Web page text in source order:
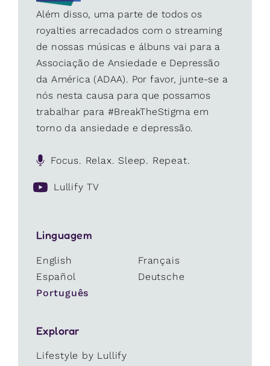
Além disso, uma parte de todos os
royalties arrecadados com o streaming
de nossas músicas e álbuns vai para a
Associação de Ansiedade e Depressão
da América (ADAA). Por favor, junte-se a
nós nesta causa para que possamos
trabalhar para #BreakTheStigma em
torno da ansiedade e depressão.
Focus. Relax. Sleep. Repeat.
Lullify TV
Linguagem
English
Français
Español
Deutsche
Português
Explorar
Lifestyle by Lullify